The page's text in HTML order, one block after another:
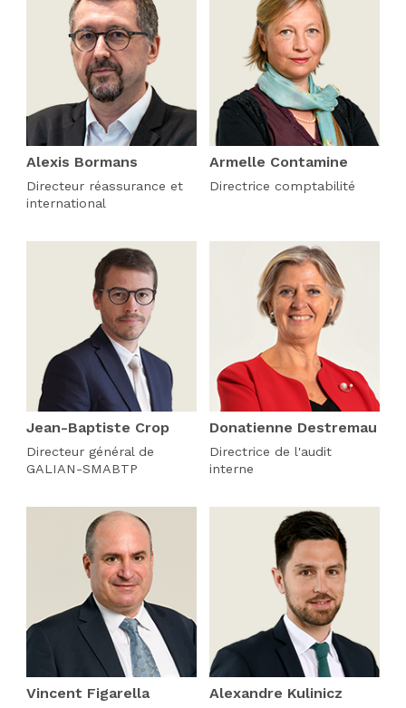
Alexis Bormans
Directeur réassurance et
international
Armelle Contamine
Directrice comptabilité
Jean-Baptiste Crop
Directeur général de
GALIAN-SMABTP
Donatienne Destremau
Directrice de l'audit
interne
Vincent Figarella Alexandre Kulinicz